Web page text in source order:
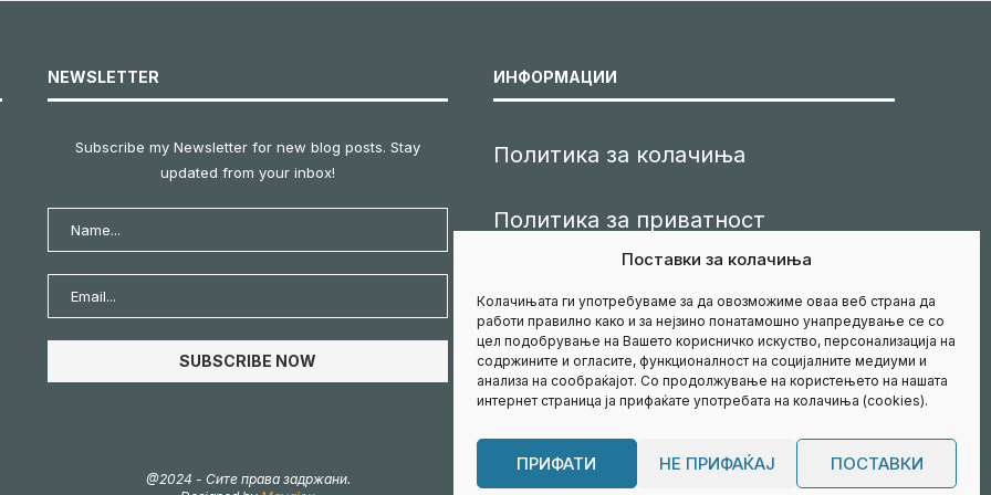
Поставки за колачиња
Колачињата ги употребуваме за да овозможиме оваа веб страна да
работи правилно како и за нејзино понатамошно унапредување се со
цел подобрување на Вашето корисничко искуство, персонализација на
содржините и огласите, функционалност на социјалните медиуми и
анализа на сообраќајот. Со продолжување на користењето на нашата
интернет страница ја прифаќате употребата на колачиња (cookies).
ПРИФАТИ НЕ ПРИФАЌАЈ ПОСТАВКИ
NEWSLETTER
Subscribe my Newsletter for new blog posts. Stay
updated from your inbox!
ИНФОРМАЦИИ
Политика за колачиња
Политика за приватност
Контакт
@2024 - Сите права задржани.